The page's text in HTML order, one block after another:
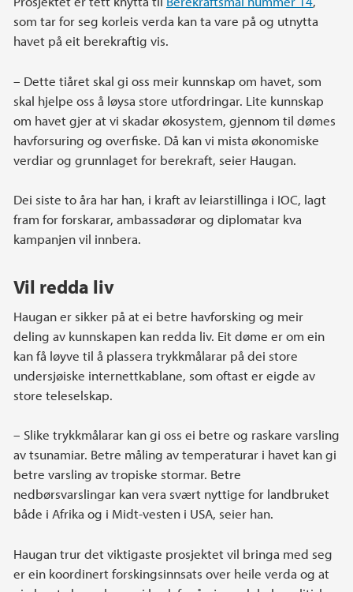
som tar for seg korleis verda kan ta vare på og utnytta
havet på eit berekraftig vis.
– Dette tiåret skal gi oss meir kunnskap om havet, som
skal hjelpe oss å løysa store utfordringar. Lite kunnskap
om havet gjer at vi skadar økosystem, gjennom til dømes
havforsuring og overfiske. Då kan vi mista økonomiske
verdiar og grunnlaget for berekraft, seier Haugan.
Dei siste to åra har han, i kraft av leiarstillinga i IOC, lagt
fram for forskarar, ambassadørar og diplomatar kva
kampanjen vil innbera.
Vil redda liv
Haugan er sikker på at ei betre havforsking og meir
deling av kunnskapen kan redda liv. Eit døme er om ein
kan få løyve til å plassera trykkmålarar på dei store
undersjøiske internettkablane, som oftast er eigde av
store teleselskap.
– Slike trykkmålarar kan gi oss ei betre og raskare varsling
av tsunamiar. Betre måling av temperaturar i havet kan gi
betre varsling av tropiske stormar. Betre
nedbørsvarslingar kan vera svært nyttige for landbruket
både i Afrika og i Midt-vesten i USA, seier han.
Haugan trur det viktigaste prosjektet vil bringa med seg
er ein koordinert forskingsinnsats over heile verda og at